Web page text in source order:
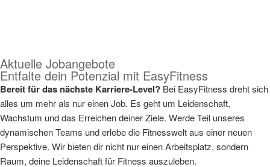
Aktuelle Jobangebote
Entfalte dein Potenzial mit EasyFitness
Bereit für das nächste Karriere-Level? Bei EasyFitness dreht sich
alles um mehr als nur einen Job. Es geht um Leidenschaft,
Wachstum und das Erreichen deiner Ziele. Werde Teil unseres
dynamischen Teams und erlebe die Fitnesswelt aus einer neuen
Perspektive. Wir bieten dir nicht nur einen Arbeitsplatz, sondern
Raum, deine Leidenschaft für Fitness auszuleben.